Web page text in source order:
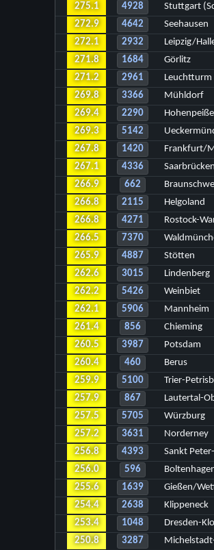
275.1
4928
Stuttgart
272.9
4642
Seehausen
272.1
2932
Leipzig/
271.8
1684
Görlitz
271.2
2961
Leuchtturm
269.8
3366
Mühldorf
269.4
2290
269.3
5142
267.8
1420
Frankfurt/
267.1
4336
266.9
662
266.8
2115
Helgoland
266.8
4271
Rostock-
266.5
7370
265.9
4887
Stötten
262.6
3015
Lindenberg
262.2
5426
Weinbiet
262.1
5906
Mannheim
261.4
856
Chieming
260.5
3987
Potsdam
260.4
460
Berus
259.9
5100
Trier-
257.9
867
Lautertal-
257.5
5705
Würzburg
257.2
3631
Norderney
256.8
4393
Sankt
256.0
596
255.6
1639
Gießen/
254.4
2638
Klippeneck
253.4
1048
Dresden-
250.8
3287